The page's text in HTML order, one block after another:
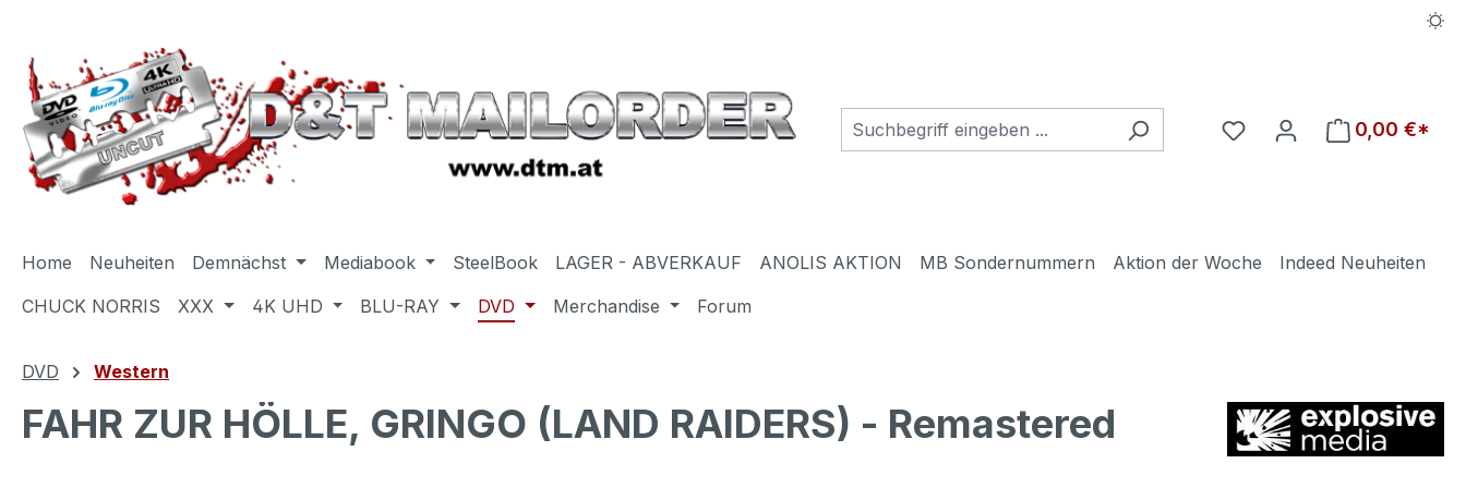
Du hast 0 Produkte auf
0,00 €*
Home Neuheiten Demnächst Mediabook SteelBook LAGER - ABVERKAUF ANOLIS AKTION MB Sondernummern Aktion der Woche
Indeed Neuheiten
CHUCK NORRIS
XXX 4K UHD BLU-RAY DVD Merchandise Forum
DVD Western
FAHR ZUR HÖLLE, GRINGO (LAND RAIDERS) - Remastered